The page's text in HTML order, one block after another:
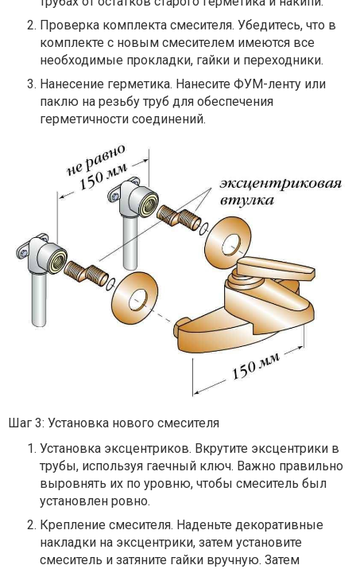
Проверка комплекта смесителя. Убедитесь, что в
комплекте с новым смесителем имеются все
необходимые прокладки, гайки и переходники.
Нанесение герметика. Нанесите ФУМ-ленту или
паклю на резьбу труб для обеспечения
герметичности соединений.
Шаг 3: Установка нового смесителя
Установка эксцентриков. Вкрутите эксцентрики в
трубы, используя гаечный ключ. Важно правильно
выровнять их по уровню, чтобы смеситель был
установлен ровно.
Крепление смесителя. Наденьте декоративные
накладки на эксцентрики, затем установите
смеситель и затяните гайки вручную. Затем